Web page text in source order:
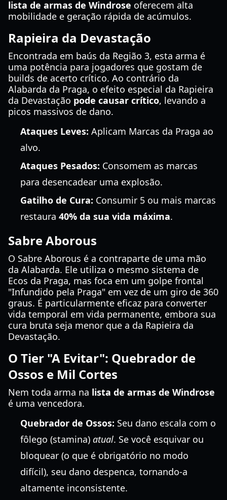
lista de armas de Windrose oferecem alta
mobilidade e geração rápida de acúmulos.
Rapieira da Devastação
Encontrada em baús da Região 3, esta arma é
uma potência para jogadores que gostam de
builds de acerto crítico. Ao contrário da
Alabarda da Praga, o efeito especial da Rapieira
da Devastação pode causar crítico, levando a
picos massivos de dano.
Ataques Leves: Aplicam Marcas da Praga ao
alvo.
Ataques Pesados: Consomem as marcas
para desencadear uma explosão.
Gatilho de Cura: Consumir 5 ou mais marcas
restaura 40% da sua vida máxima.
Sabre Aborous
O Sabre Aborous é a contraparte de uma mão
da Alabarda. Ele utiliza o mesmo sistema de
Ecos da Praga, mas foca em um golpe frontal
"Infundido pela Praga" em vez de um giro de 360
graus. É particularmente eficaz para converter
vida temporal em vida permanente, embora sua
cura bruta seja menor que a da Rapieira da
Devastação.
O Tier "A Evitar": Quebrador de
Ossos e Mil Cortes
Nem toda arma na lista de armas de Windrose
é uma vencedora.
Quebrador de Ossos: Seu dano escala com o
fôlego (stamina) atual. Se você esquivar ou
bloquear (o que é obrigatório no modo
difícil), seu dano despenca, tornando-a
altamente inconsistente.